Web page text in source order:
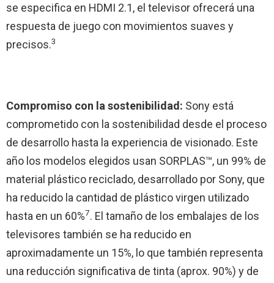
se especifica en HDMI 2.1, el televisor ofrecerá una
respuesta de juego con movimientos suaves y
precisos.3
Compromiso con la sostenibilidad: Sony está
comprometido con la sostenibilidad desde el proceso
de desarrollo hasta la experiencia de visionado. Este
año los modelos elegidos usan SORPLAS™, un 99% de
material plástico reciclado, desarrollado por Sony, que
ha reducido la cantidad de plástico virgen utilizado
hasta en un 60%7. El tamaño de los embalajes de los
televisores también se ha reducido en
aproximadamente un 15%, lo que también representa
una reducción significativa de tinta (aprox. 90%) y de